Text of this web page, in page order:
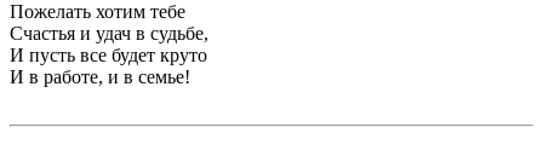
Пожелать хотим тебе
Счастья и удач в судьбе,
И пусть все будет круто
И в работе, и в семье!